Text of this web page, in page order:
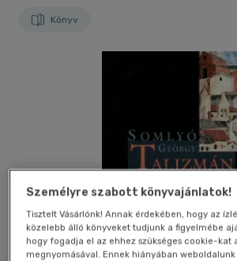
Könyv
Személyre szabott könyvajánlatok!
Tisztelt Vásárlónk! Annak érdekében, hogy az
közelebb álló könyveket tudjunk a figyelmébe
hogy fogadja el az ehhez szükséges cookie-kat
megnyomásával. Ennek hiányában